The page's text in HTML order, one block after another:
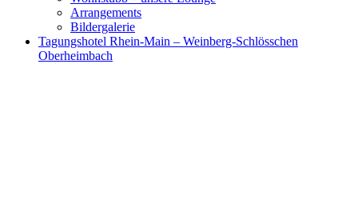
Arrangements
Bildergalerie
Tagungshotel Rhein-Main – Weinberg-Schlösschen
Oberheimbach